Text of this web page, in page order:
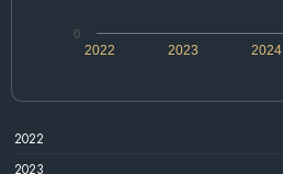
2022 2024
2023
0
2022
2023